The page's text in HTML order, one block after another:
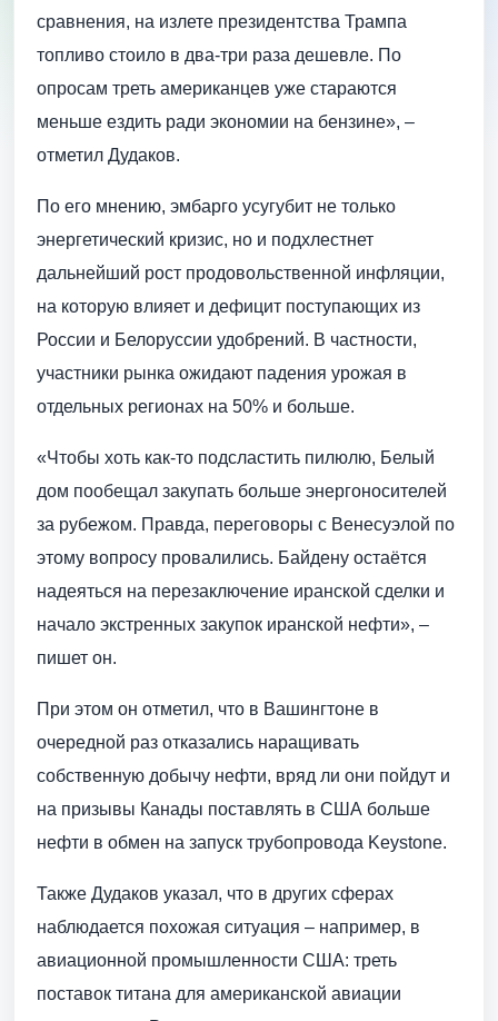
сравнения, на излете президентства Трампа
топливо стоило в два-три раза дешевле. По
опросам треть американцев уже стараются
меньше ездить ради экономии на бензине», –
отметил Дудаков.
По его мнению, эмбарго усугубит не только
энергетический кризис, но и подхлестнет
дальнейший рост продовольственной инфляции,
на которую влияет и дефицит поступающих из
России и Белоруссии удобрений. В частности,
участники рынка ожидают падения урожая в
отдельных регионах на 50% и больше.
«Чтобы хоть как-то подсластить пилюлю, Белый
дом пообещал закупать больше энергоносителей
за рубежом. Правда, переговоры с Венесуэлой по
этому вопросу провалились. Байдену остаётся
надеяться на перезаключение иранской сделки и
начало экстренных закупок иранской нефти», –
пишет он.
При этом он отметил, что в Вашингтоне в
очередной раз отказались наращивать
собственную добычу нефти, вряд ли они пойдут и
на призывы Канады поставлять в США больше
нефти в обмен на запуск трубопровода Keystone.
Также Дудаков указал, что в других сферах
наблюдается похожая ситуация – например, в
авиационной промышленности США: треть
поставок титана для американской авиации